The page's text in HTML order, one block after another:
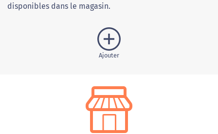
disponibles dans le magasin.
Ajouter